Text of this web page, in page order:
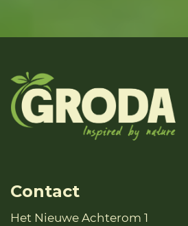
Contact
Het Nieuwe Achterom 1